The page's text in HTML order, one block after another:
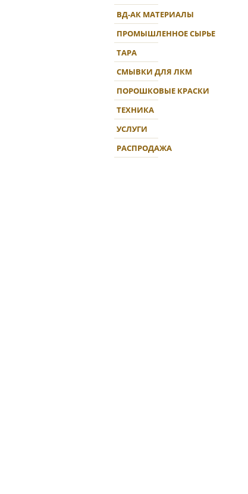
ВД-АК МАТЕРИАЛЫ
ПРОМЫШЛЕННОЕ СЫРЬЕ
ТАРА
СМЫВКИ ДЛЯ ЛКМ
ПОРОШКОВЫЕ КРАСКИ
ТЕХНИКА
УСЛУГИ
РАСПРОДАЖА